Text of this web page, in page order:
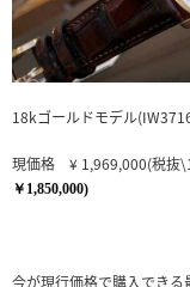
18kゴールドモデル
現価格 ¥ 1,969,000(税
￥1,850,000)
今が現行価格で購入できる